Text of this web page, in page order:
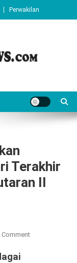
Perwakilan
Terakhir
II
CommentOn